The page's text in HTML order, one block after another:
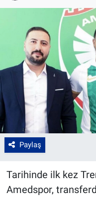
Paylaş
Tarihinde ilk kez
Amedspor,